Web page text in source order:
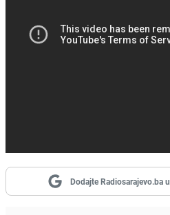
Dodajte Radiosarajevo.ba